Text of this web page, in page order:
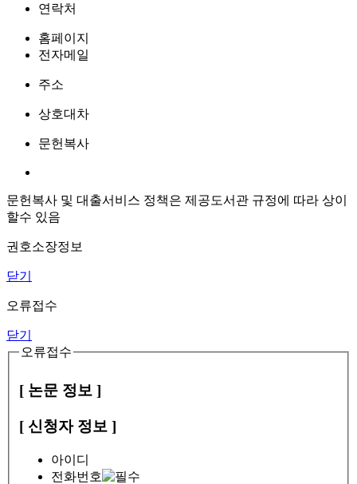
연락처
홈페이지
전자메일
주소
상호대차
문헌복사
문헌복사 및 대출서비스 정책은 제공도서관 규정에 따라 상이
할수 있음
권호소장정보
닫기
오류접수
닫기
오류접수
[ 논문 정보 ]
[ 신청자 정보 ]
아이디
전화번호